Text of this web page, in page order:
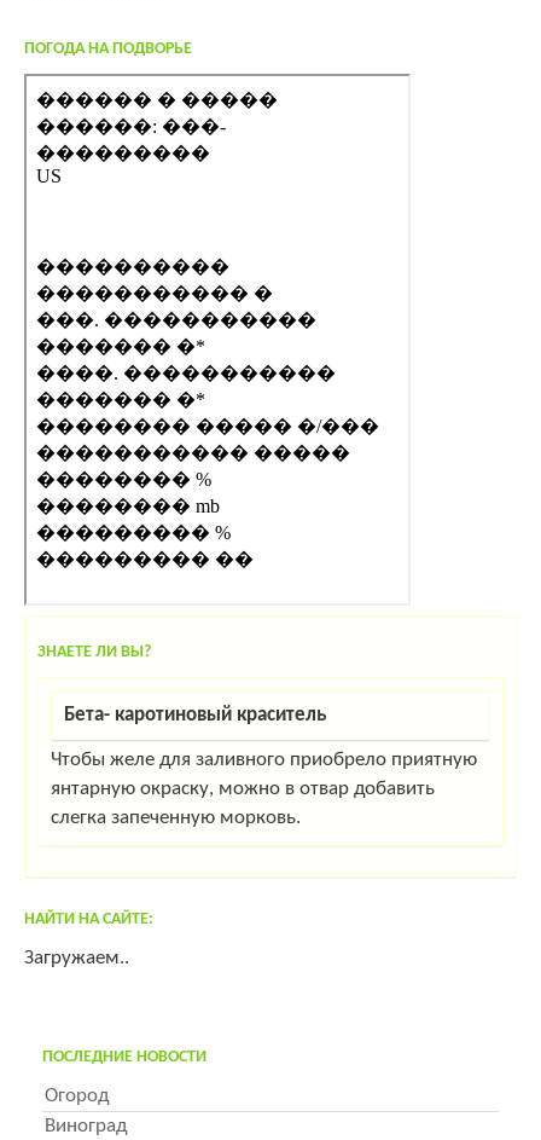
ПОГОДА НА ПОДВОРЬЕ
ЗНАЕТЕ ЛИ ВЫ?
Бета- каротиновый краситель
Чтобы желе для заливного приобрело приятную
янтарную окраску, можно в отвар добавить
слегка запеченную морковь.
НАЙТИ НА САЙТЕ:
Загружаем..
ПОСЛЕДНИЕ НОВОСТИ
Огород
Виноград